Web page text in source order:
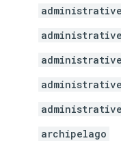
archipelago